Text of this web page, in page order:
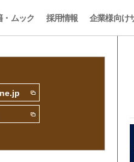
・ムック 採用情報 企業様向け